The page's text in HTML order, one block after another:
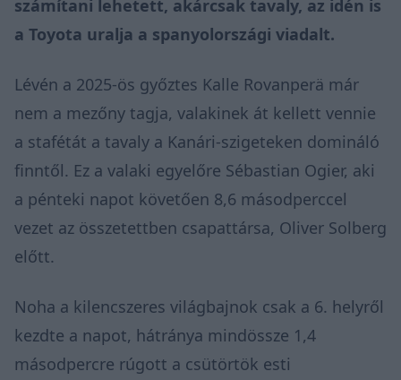
számítani lehetett, akárcsak tavaly, az idén is
a Toyota uralja a spanyolországi viadalt.
Lévén a 2025-ös győztes Kalle Rovanperä már
nem a mezőny tagja, valakinek át kellett vennie
a stafétát a tavaly a Kanári-szigeteken domináló
finntől. Ez a valaki egyelőre Sébastian Ogier, aki
a pénteki napot követően 8,6 másodperccel
vezet az összetettben csapattársa, Oliver Solberg
előtt.
Noha a kilencszeres világbajnok csak a 6. helyről
kezdte a napot, hátránya mindössze 1,4
másodpercre rúgott a csütörtök esti